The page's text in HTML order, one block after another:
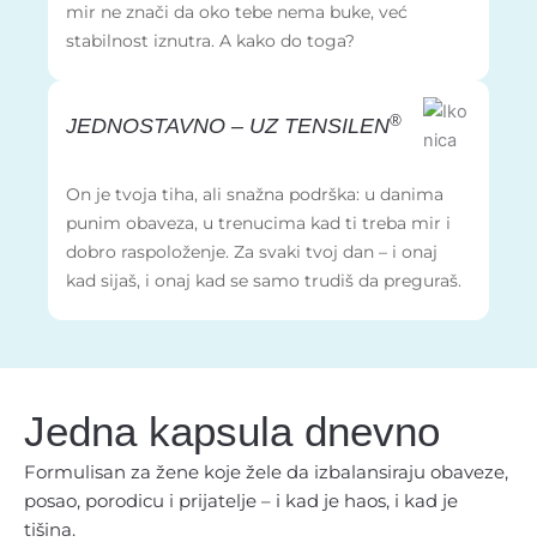
mir ne znači da oko tebe nema buke, već
stabilnost iznutra. A kako do toga?
JEDNOSTAVNO – UZ TENSILEN®
On je tvoja tiha, ali snažna podrška: u danima
punim obaveza, u trenucima kad ti treba mir i
dobro raspoloženje. Za svaki tvoj dan – i onaj
kad sijaš, i onaj kad se samo trudiš da preguraš.
Jedna kapsula dnevno
Formulisan za žene koje žele da izbalansiraju obaveze,
posao, porodicu i prijatelje – i kad je haos, i kad je
tišina.